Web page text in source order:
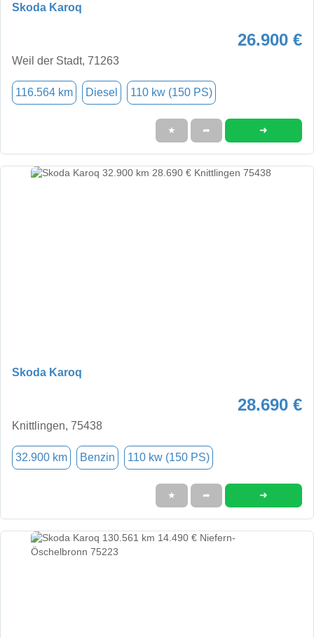
Skoda Karoq
26.900 €
Weil der Stadt, 71263
116.564 km Diesel 110 kw (150 PS)
★ ➦ ➜
Skoda Karoq
28.690 €
Knittlingen, 75438
32.900 km Benzin 110 kw (150 PS)
★ ➦ ➜